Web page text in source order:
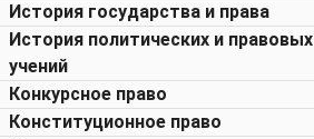
История государства и права
История политических и правовых
учений
Конкурсное право
Конституционное право